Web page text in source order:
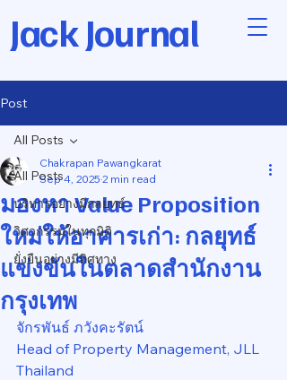
Jack Journal
Post
All Posts
บริหารอย่างมีกลยุทธ์
วิศวกรรมในทุกมิติ
ยั่งยืนอย่างมีทิศทาง
All Posts
มองหา Value Proposition
ใหม่ให้อาคารเก่า: กลยุทธ์
แข่งขันในตลาดสำนักงาน
กรุงเทพ
Chakrapan Pawangkarat
Sep 4, 2025 2 min read
จักรพันธ์ ภวังคะรัตน์
Head of Property Management, JLL
Thailand